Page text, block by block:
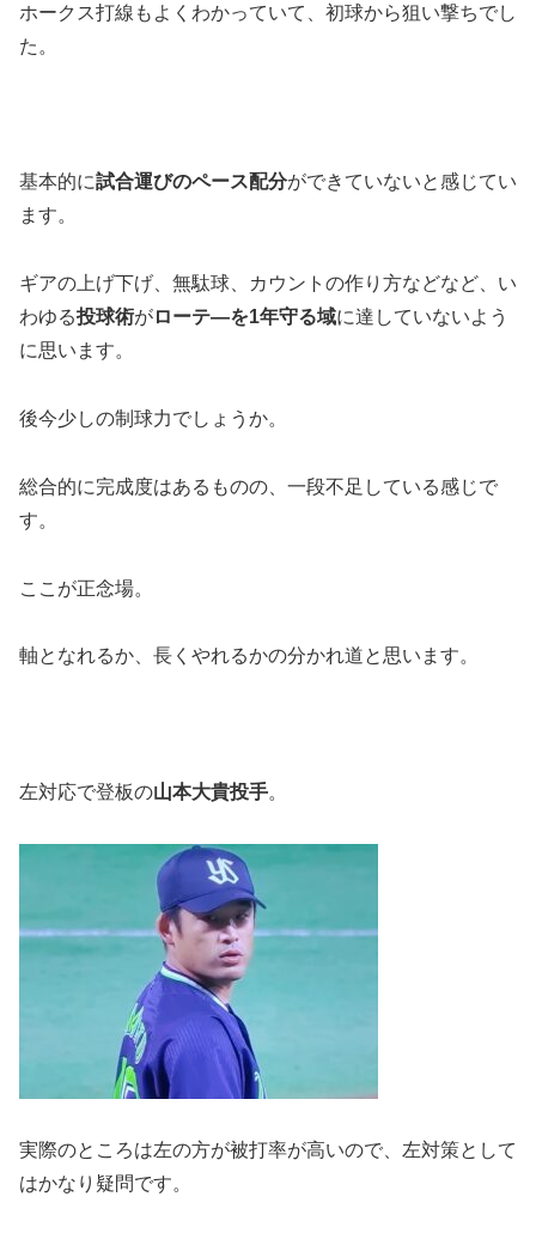
ホークス打線もよくわかっていて、初球から狙い撃ちでし
た。
基本的に試合運びのペース配分ができていないと感じてい
ます。
ギアの上げ下げ、無駄球、カウントの作り方などなど、い
わゆる投球術がローテ―を1年守る域に達していないよう
に思います。
後今少しの制球力でしょうか。
総合的に完成度はあるものの、一段不足している感じで
す。
ここが正念場。
軸となれるか、長くやれるかの分かれ道と思います。
左対応で登板の山本大貴投手。
実際のところは左の方が被打率が高いので、左対策として
はかなり疑問です。